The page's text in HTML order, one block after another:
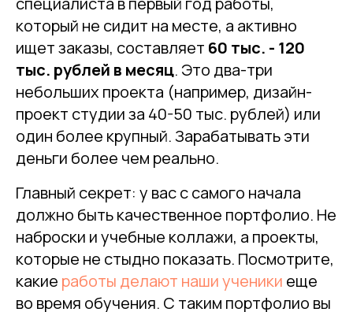
который не сидит на месте, а активно
ищет заказы, составляет 60 тыс. - 120
тыс. рублей в месяц. Это два-три
небольших проекта (например, дизайн-
проект студии за 40-50 тыс. рублей) или
один более крупный. Зарабатывать эти
деньги более чем реально.
Главный секрет: у вас с самого начала
должно быть качественное портфолио. Не
наброски и учебные коллажи, а проекты,
которые не стыдно показать. Посмотрите,
какие работы делают наши ученики еще
во время обучения. С таким портфолио вы